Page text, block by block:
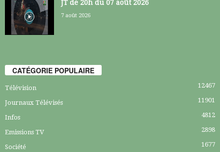
JT de 20h du 07 août 2026
7 août 2026
CATÉGORIE POPULAIRE
Télévision 12467
Journaux Télévisés 11901
Infos 4812
Emissions TV 2898
Société 1677